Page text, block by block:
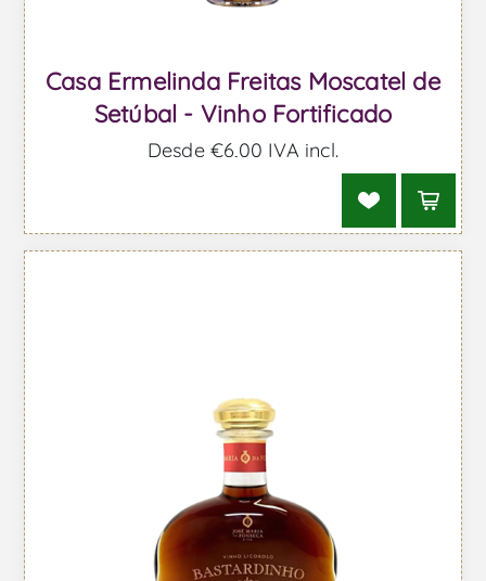
Casa Ermelinda Freitas Moscatel de
Setúbal - Vinho Fortificado
Desde €6,00 IVA incl.